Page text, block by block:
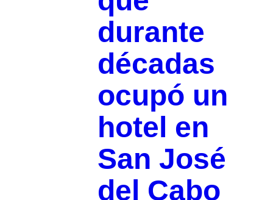
durante
décadas
ocupó un
hotel en
San José
del Cabo